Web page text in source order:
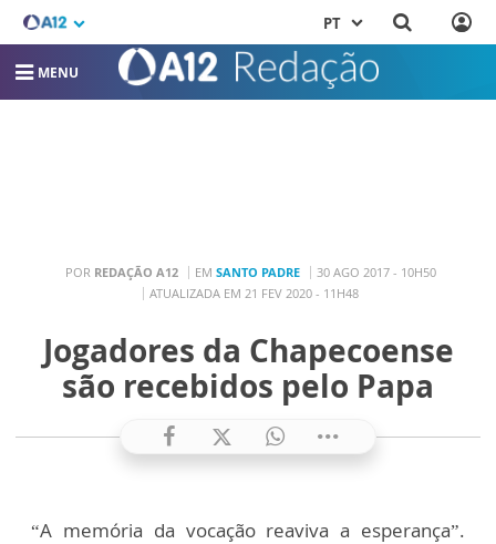
PT
MENU
POR REDAÇÃO A12 EM SANTO PADRE
30 AGO 2017 - 10H50
ATUALIZADA EM 21 FEV 2020 - 11H48
Jogadores da Chapecoense
são recebidos pelo Papa
“A memória da vocação reaviva a esperança”.